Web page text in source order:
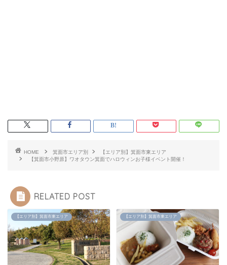
HOME 箕面市エリア別
【エリア別】箕面市東エリア
【箕面市小野原】ワオタウン箕面でハロウィンお子様イベント開催！
RELATED POST
【エリア別】箕面市東エリア 【エリア別】箕面市東エリア